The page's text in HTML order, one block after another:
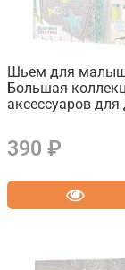
Шьем для
Большая
аксессуаров для
390 ₽